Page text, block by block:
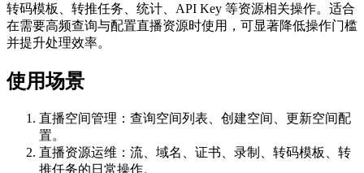
转码模板、转推任务、统计、API Key 等资源相关操作。适合
在需要高频查询与配置直播资源时使用，可显著降低操作门槛
并提升处理效率。
使用场景
直播空间管理：查询空间列表、创建空间、更新空间配
置。
直播资源运维：流、域名、证书、录制、转码模板、转
推任务的日常操作。